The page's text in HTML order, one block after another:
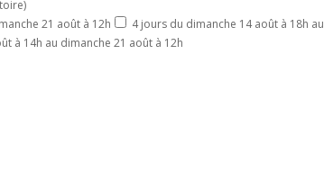
21 août à 12h
4 jours du dimanche 14 août à 18h au
à 14h au dimanche 21 août à 12h